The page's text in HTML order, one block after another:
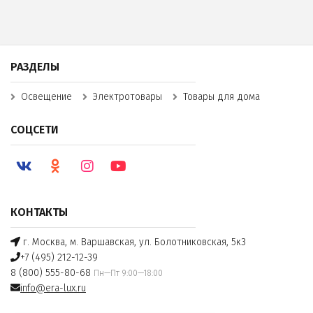
КОНТАКТЫ
г. Москва, м. Варшавская, ул. Болотниковская, 5к3
+7 (495) 212-12-39
8 (800) 555-80-68 Пн—Пт 9:00—18:00
info@era-lux.ru
РАЗДЕЛЫ
Освещение Электротовары Товары для дома
СОЦСЕТИ